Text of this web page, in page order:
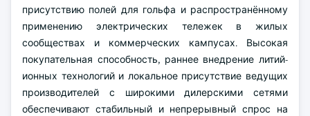
присутствию полей для гольфа и распространённому
применению электрических тележек в жилых
сообществах и коммерческих кампусах. Высокая
покупательная способность, раннее внедрение литий-
ионных технологий и локальное присутствие ведущих
производителей с широкими дилерскими сетями
обеспечивают стабильный и непрерывный спрос на